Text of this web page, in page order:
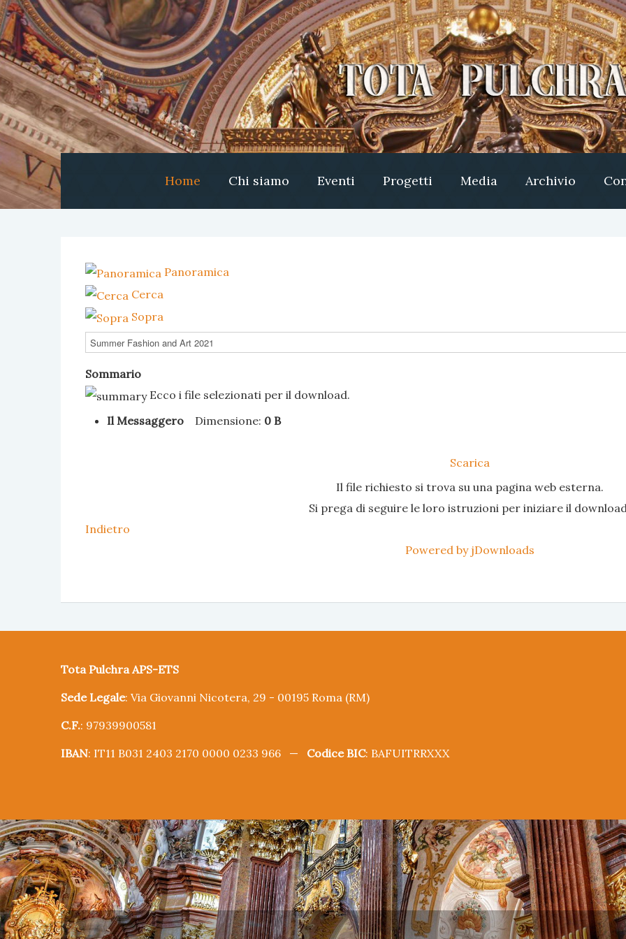
Home Chi siamo Eventi Progetti Media Archivio
Panoramica
Cerca
Sopra
Sommario
Ecco i file selezionati per il download.
Il Messaggero Dimensione: 0 B
Scarica
Il file richiesto si trova su una pagina web esterna.
Si prega di seguire le loro istruzioni per iniziare il
Indietro
Powered by jDownloads
Tota Pulchra APS-ETS
Sede Legale: Via Giovanni Nicotera, 29 - 00195 Roma (RM)
C.F.: 97939900581
IBAN: IT11 B031 2403 2170 0000 0233 966 — Codice BIC: BAFUITRRXXX